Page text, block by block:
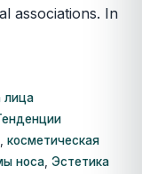
associations. In
лица
косметическая
носа Эстетика